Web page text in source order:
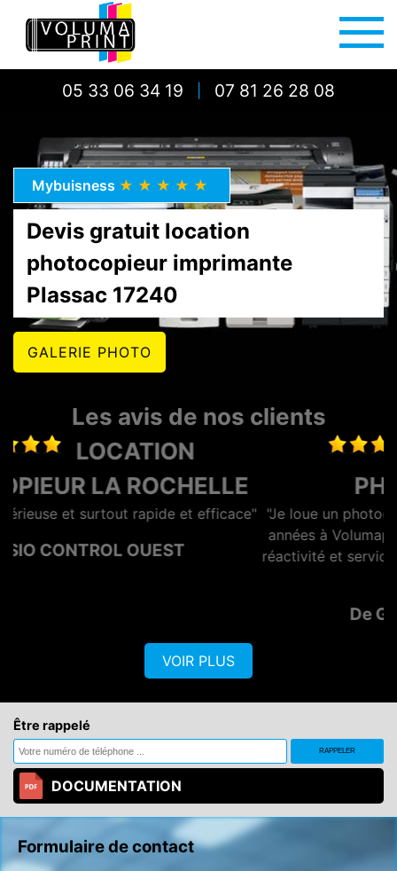
05 33 06 34 19 07 81 26 28 08
Mybuisness ★★★★★
Devis gratuit location
photocopieur imprimante
Plassac 17240
GALERIE PHOTO
Les avis de nos clients
LOCATION
PHOTOCOPIEUR
"Je loue un photocopieur depuis maintenant plusieurs
années à Volumaprint, tout s'est toujours bien passé,
réactivité et service au top ! Je recommande vivement
VOIR PLUS
Être rappelé
DOCUMENTATION
Formulaire de contact